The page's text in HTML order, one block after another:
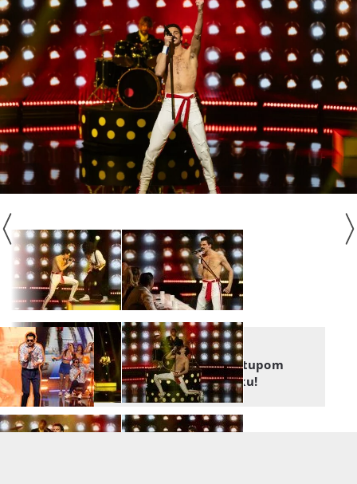
MIŠKO MOJ!
Domagoj nas je svojim nastupom
odvukao u neku sretnu luku!